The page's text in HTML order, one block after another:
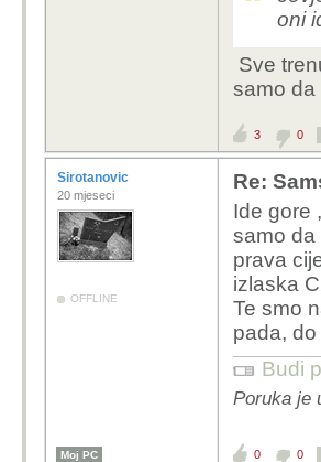
oni
Sve
samo da
3 0
Sirotanovic
20 mjeseci
OFFLINE
Re:
Ide gore
samo da
prava
izlaska
Te smo
pada,
Budi
Poruka je
Moj PC 0 0